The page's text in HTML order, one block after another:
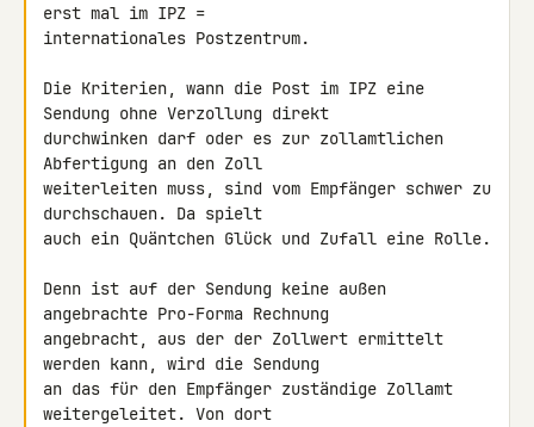
erst mal im IPZ =
internationales Postzentrum.
Die Kriterien, wann die Post im IPZ eine
Sendung ohne Verzollung direkt
durchwinken darf oder es zur zollamtlichen
Abfertigung an den Zoll
weiterleiten muss, sind vom Empfänger schwer zu
durchschauen. Da spielt
auch ein Quäntchen Glück und Zufall eine Rolle.
Denn ist auf der Sendung keine außen
angebrachte Pro-Forma Rechnung
angebracht, aus der der Zollwert ermittelt
werden kann, wird die Sendung
an das für den Empfänger zuständige Zollamt
weitergeleitet. Von dort